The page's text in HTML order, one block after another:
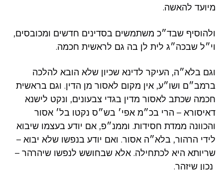
מיועד להאשה.
ולהוסיף שבד״כ משתמשים בסדינים חדשים ומכובסים,
וי״ל שבכה״ג לית לן בה גם לראשית חכמה.
וגם בלא״ה, העיקר לדינא שכיון שלא הובא להלכה
ברמב״ם ושו״ע, אין מקום לאסור מן הדין. וגם בראשית
חכמה שכתב לאסור מדין בגדי צבעונים, ונקט לישנא
דאיסורא – הרי בכ״מ אפי׳ בש״ס נקטו בל׳ אסור
והכוונה ממדת חסידות. וממנ״פ, אם יודע בעצמו שיבוא
לידי הרהור, בלא״ה אסור. ואם יודע בנפשו שלא יבוא –
שריותא היא לכתחילה. אלא שבחושש לנפשו שיהרהר –
נכון שיזהר.